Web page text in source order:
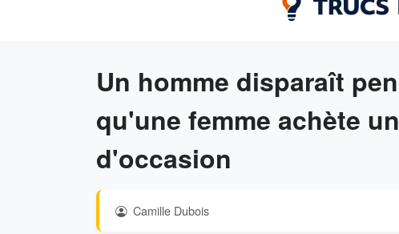
Un homme disparaît
qu'une femme achète
d'occasion
Camille Dubois